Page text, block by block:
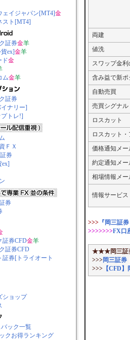
ェイジャパン[MT4]金
スト[MT4]
証券金羊
ex]金羊
ド金
ム金羊
証券
ナリー]
トレ!]
ＦＸ
券
券
証券CFD金羊
証券CFD
証券[トライオート
ショップ
ック一覧
クお得ランキング
両建
値洗
スワップ金
含み益で新ポ
自動売買
売買シグナル
ロスカット
ロスカット
価格通知メー
約定通知メー
相場情報メ
情報サービス
>>>『岡三証
>>>>>>>FX口
★★★岡三証
>>>岡三証券
>>>【CFD】